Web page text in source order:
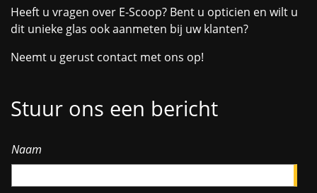
Heeft u vragen over E-Scoop? Bent u opticien en wilt u
dit unieke glas ook aanmeten bij uw klanten?
Neemt u gerust contact met ons op!
Stuur ons een bericht
Naam